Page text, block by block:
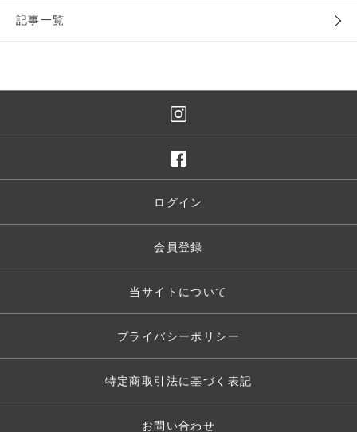
記事一覧
ログイン
会員登録
当サイトについて
プライバシーポリシー
特定商取引法に基づく表記
お問い合わせ